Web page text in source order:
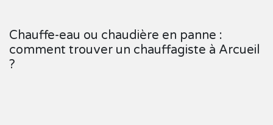
Chauffe-eau ou chaudière en panne :
comment trouver un chauffagiste à Arcueil
?